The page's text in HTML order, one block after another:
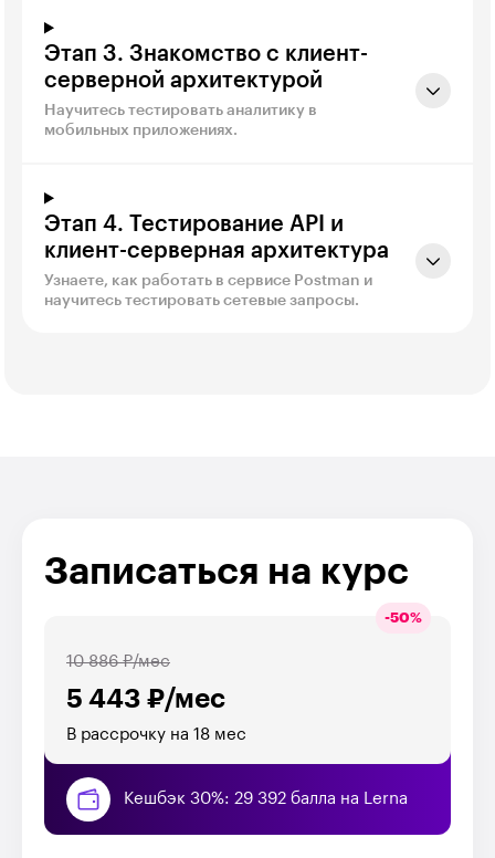
Этап 3. Знакомство с клиент-
серверной архитектурой
Научитесь тестировать аналитику в
мобильных приложениях.
Этап 4. Тестирование API и
клиент-серверная архитектура
Узнаете, как работать в сервисе Postman и
научитесь тестировать сетевые запросы.
Записаться на курс
-50%
5 443 ₽/мес
10 886 ₽/мес
В рассрочку на 18 мес
Кешбэк 30%: 29 392 балла на Lerna